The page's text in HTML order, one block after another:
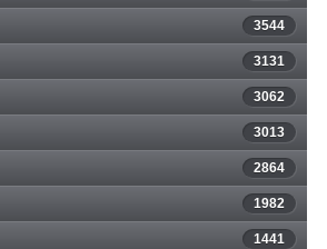
3544
3131
3062
3013
2864
1982
1441